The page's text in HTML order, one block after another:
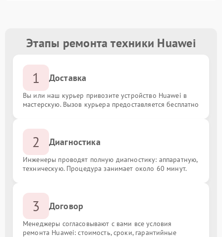
Этапы ремонта техники Huawei
1 Доставка
Вы или наш курьер привозите устройство Huawei в
мастерскую. Вызов курьера предоставляется бесплатно
2 Диагностика
Инженеры проводят полную диагностику: аппаратную,
техническую. Процедура занимает около 60 минут.
3 Договор
Менеджеры согласовывают с вами все условия
ремонта Huawei: стоимость, сроки, гарантийные